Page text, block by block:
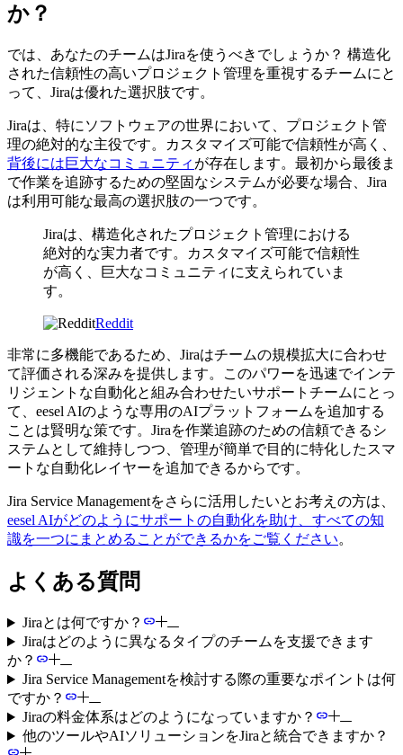
か？
では、あなたのチームはJiraを使うべきでしょうか？ 構造化
された信頼性の高いプロジェクト管理を重視するチームにと
って、Jiraは優れた選択肢です。
Jiraは、特にソフトウェアの世界において、プロジェクト管
理の絶対的な主役です。カスタマイズ可能で信頼性が高く、
背後には巨大なコミュニティ が存在します。最初から最後ま
で作業を追跡するための堅固なシステムが必要な場合、Jira
は利用可能な最高の選択肢の一つです。
Jiraは、構造化されたプロジェクト管理における
絶対的な実力者です。カスタマイズ可能で信頼性
が高く、巨大なコミュニティに支えられていま
す。
Reddit
非常に多機能であるため、Jiraはチームの規模拡大に合わせ
て評価される深みを提供します。このパワーを迅速でインテ
リジェントな自動化と組み合わせたいサポートチームにとっ
て、eesel AIのような専用のAIプラットフォームを追加する
ことは賢明な策です。Jiraを作業追跡のための信頼できるシ
ステムとして維持しつつ、管理が簡単で目的に特化したスマ
ートな自動化レイヤーを追加できるからです。
Jira Service Managementをさらに活用したいとお考えの方は、
eesel AIがどのようにサポートの自動化を助け、すべての知
識を一つにまとめることができるかをご覧ください。
よくある質問
Jiraとは何ですか？
Jiraはどのように異なるタイプのチームを支援できます
か？
Jira Service Managementを検討する際の重要なポイントは何
ですか？
Jiraの料金体系はどのようになっていますか？
他のツールやAIソリューションをJiraと統合できますか？